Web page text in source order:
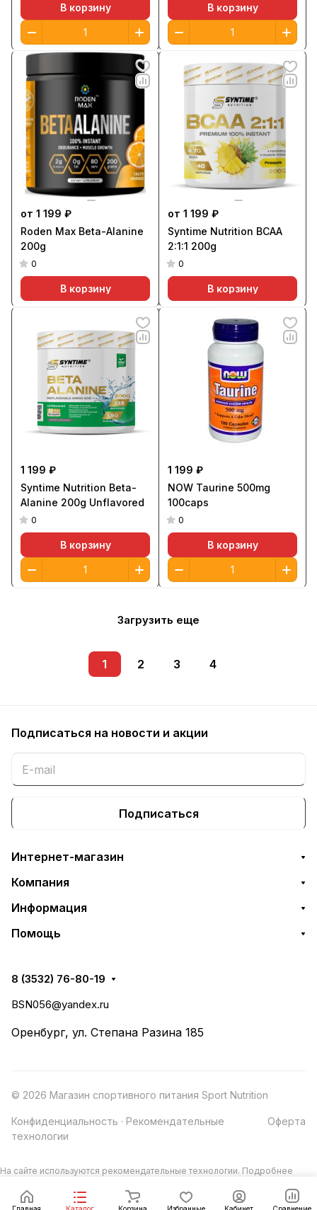
В корзину В корзину
от 1 199 ₽
Roden Max Beta-Alanine
200g
0
В корзину
от 1 199 ₽
Syntime Nutrition BCAA
2:1:1 200g
0
В корзину
1 199 ₽
Syntime Nutrition Beta-
Alanine 200g Unflavored
0
В корзину
1 199 ₽
NOW Taurine 500mg
100caps
0
В корзину
Загрузить еще
1 2 3 4
Подписаться на новости и акции
Подписаться
Интернет-магазин
Компания
Информация
Помощь
8 (3532) 76-80-19
BSN056@yandex.ru
Оренбург, ул. Степана Разина 185
© 2026 Магазин спортивного питания Sport Nutrition
Конфиденциальность · Рекомендательные
технологии
Оферта
На сайте используются рекомендательные технологии. Подробнее